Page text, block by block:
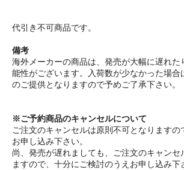
代引き不可商品です。
備考
海外メーカーの商品は、発売が大幅に遅れた
能性がございます。入荷数が少なかった場合
のご提供となりますので予めご了承下さい。
※ご予約商品のキャンセルについて
ご注文のキャンセルは原則不可となりますの
お申し込み下さい。
尚、発売が遅れましても、ご注文のキャンセ
ますので、十分にご検討のうえお申し込み下